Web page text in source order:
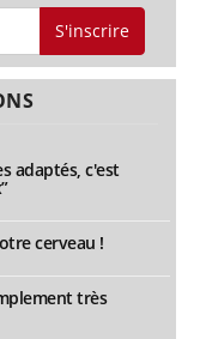
S'inscrire
adaptés, c'est
cerveau !
très